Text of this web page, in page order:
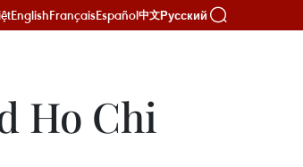
EnglishFrançaisEspañol中文Русский
Ho Chi